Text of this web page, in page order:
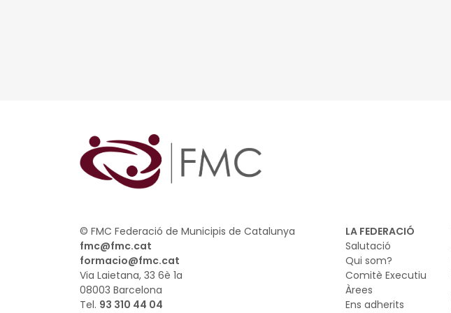
LA FEDERACIÓ
Salutació
Qui som?
Comitè Executiu
Àrees
Ens adherits
© FMC Federació de Municipis de Catalunya
fmc@fmc.cat
formacio@fmc.cat
Via Laietana, 33 6è 1a
08003 Barcelona
Tel. 93 310 44 04